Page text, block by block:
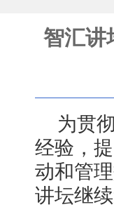
智汇讲
为贯
经验，
动和管
讲坛继